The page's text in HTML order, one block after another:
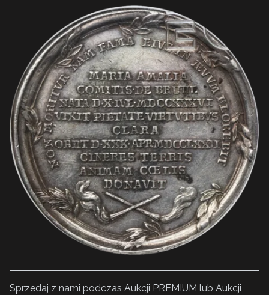
Sprzedaj z nami podczas Aukcji PREMIUM lub Aukcji